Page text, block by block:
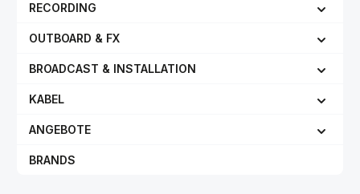
RECORDING
OUTBOARD & FX
BROADCAST & INSTALLATION
KABEL
ANGEBOTE
BRANDS